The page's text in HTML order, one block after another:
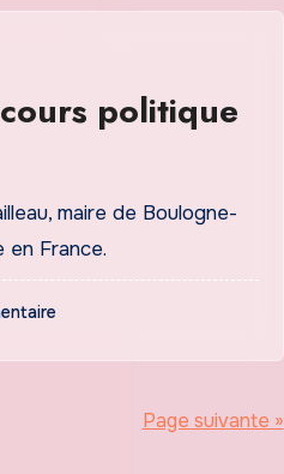
politique
maire de Boulogne-
France.
Page suivante »